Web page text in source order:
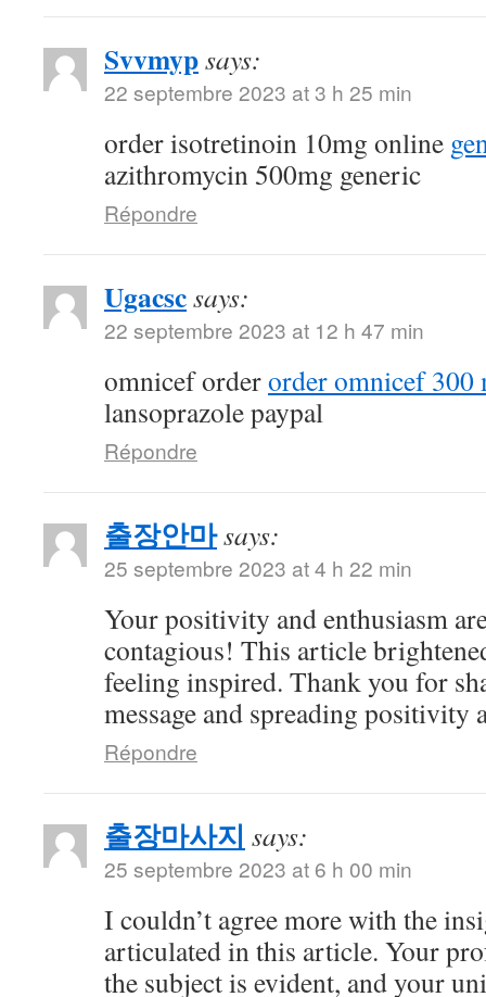
Svvmypsays:
22 septembre 2023 at 3 h 25 min
order isotretinoin 10mg online
azithromycin 500mg generic
Répondre
Ugacscsays:
22 septembre 2023 at 12 h 47 min
omnicef orderorder omnicef 300
lansoprazole paypal
Répondre
출장안마says:
25 septembre 2023 at 4 h 22 min
Your positivity and enthusiasm
contagious! This article
feeling inspired. Thank you for
message and spreading positivity
Répondre
출장마사지 says:
25 septembre 2023 at 6 h 00 min
I couldn’t agree more with the
articulated in this article. Your
the subject is evident, and your